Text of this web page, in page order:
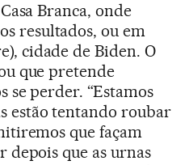
Branca, onde
resultados, ou em
cidade de Biden. O
que pretende
se perder. “Estamos
estão tentando roubar
que façam
depois que as urnas